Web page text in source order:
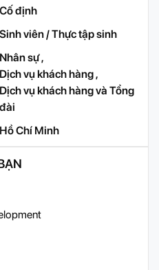
Cố định
Sinh viên / Thực tập sinh
Nhân sự,
Dịch vụ khách hàng,
Dịch vụ khách hàng và Tổng
đài
Hồ Chí Minh